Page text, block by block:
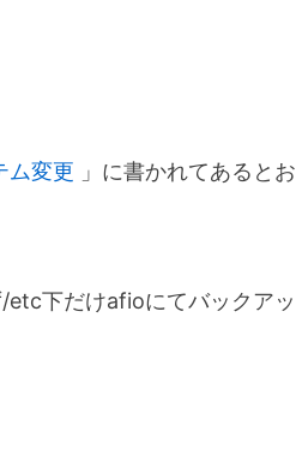
ム変更 」に書かれてあるとお
etc下だけafioにてバックアッ